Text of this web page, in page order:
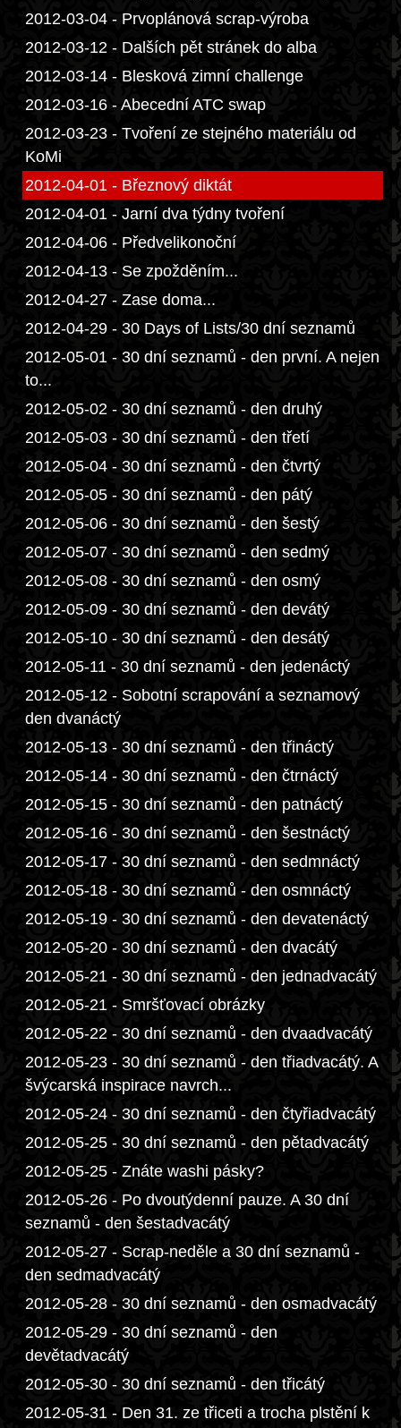
2012-03-04 - Prvoplánová scrap-výroba
2012-03-12 - Dalších pět stránek do alba
2012-03-14 - Blesková zimní challenge
2012-03-16 - Abecední ATC swap
2012-03-23 - Tvoření ze stejného materiálu od
KoMi
2012-04-01 - Březnový diktát
2012-04-01 - Jarní dva týdny tvoření
2012-04-06 - Předvelikonoční
2012-04-13 - Se zpožděním...
2012-04-27 - Zase doma...
2012-04-29 - 30 Days of Lists/30 dní seznamů
2012-05-01 - 30 dní seznamů - den první. A nejen
to...
2012-05-02 - 30 dní seznamů - den druhý
2012-05-03 - 30 dní seznamů - den třetí
2012-05-04 - 30 dní seznamů - den čtvrtý
2012-05-05 - 30 dní seznamů - den pátý
2012-05-06 - 30 dní seznamů - den šestý
2012-05-07 - 30 dní seznamů - den sedmý
2012-05-08 - 30 dní seznamů - den osmý
2012-05-09 - 30 dní seznamů - den devátý
2012-05-10 - 30 dní seznamů - den desátý
2012-05-11 - 30 dní seznamů - den jedenáctý
2012-05-12 - Sobotní scrapování a seznamový
den dvanáctý
2012-05-13 - 30 dní seznamů - den třináctý
2012-05-14 - 30 dní seznamů - den čtrnáctý
2012-05-15 - 30 dní seznamů - den patnáctý
2012-05-16 - 30 dní seznamů - den šestnáctý
2012-05-17 - 30 dní seznamů - den sedmnáctý
2012-05-18 - 30 dní seznamů - den osmnáctý
2012-05-19 - 30 dní seznamů - den devatenáctý
2012-05-20 - 30 dní seznamů - den dvacátý
2012-05-21 - 30 dní seznamů - den jednadvacátý
2012-05-21 - Smršťovací obrázky
2012-05-22 - 30 dní seznamů - den dvaadvacátý
2012-05-23 - 30 dní seznamů - den třiadvacátý. A
švýcarská inspirace navrch...
2012-05-24 - 30 dní seznamů - den čtyřiadvacátý
2012-05-25 - 30 dní seznamů - den pětadvacátý
2012-05-25 - Znáte washi pásky?
2012-05-26 - Po dvoutýdenní pauze. A 30 dní
seznamů - den šestadvacátý
2012-05-27 - Scrap-neděle a 30 dní seznamů -
den sedmadvacátý
2012-05-28 - 30 dní seznamů - den osmadvacátý
2012-05-29 - 30 dní seznamů - den
devětadvacátý
2012-05-30 - 30 dní seznamů - den třicátý
2012-05-31 - Den 31. ze třiceti a trocha plstění k